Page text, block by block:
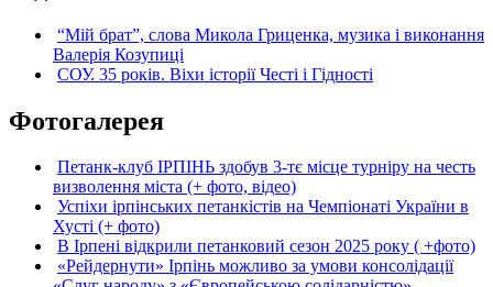
“Мій брат”, слова Микола Гриценка, музика і виконання
Валерія Козупиці
СОУ. 35 років. Віхи історії Честі і Гідності
Фотогалерея
Петанк-клуб ІРПІНЬ здобув 3-тє місце турніру на честь
визволення міста (+ фото, відео)
Успіхи ірпінських петанкістів на Чемпіонаті України в
Хусті (+ фото)
В Ірпені відкрили петанковий сезон 2025 року ( +фото)
«Рейдернути» Ірпінь можливо за умови консолідації